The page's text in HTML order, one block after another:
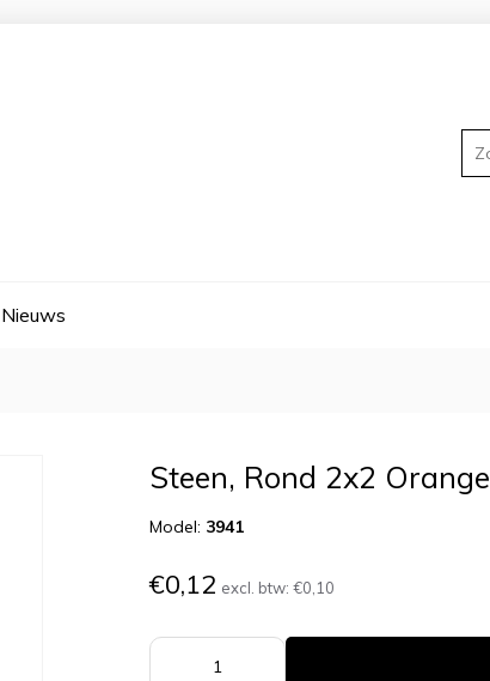
Nieuws
Steen, Rond 2x2 Orange
Model: 3941
€0,12 excl. btw:€0,10